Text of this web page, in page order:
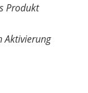
Produkt
Aktivierung